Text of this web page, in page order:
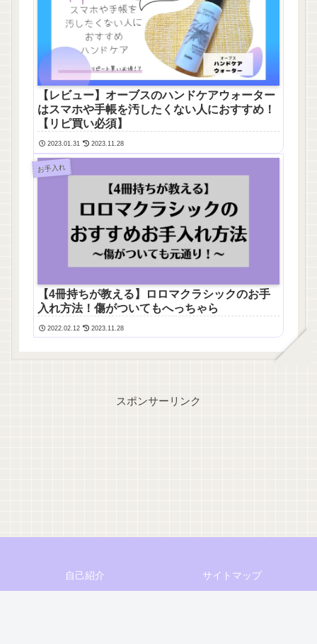
【レビュー】オーブスのハンドケアウォーター
はスマホや手帳を汚したくない人におすすめ！
【リピ買い必須】
2023.01.31 2023.11.28
お手入れ
【4冊持ちが教える】ロロマクラシックのお手
入れ方法！傷がついてもへっちゃら
2022.02.12 2023.11.28
スポンサーリンク
自己紹介
サイトマップ